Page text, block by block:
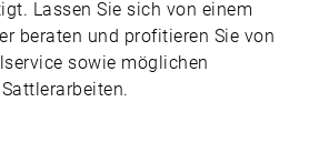
Lassen Sie sich von einem
beraten und profitieren Sie von
sowie möglichen